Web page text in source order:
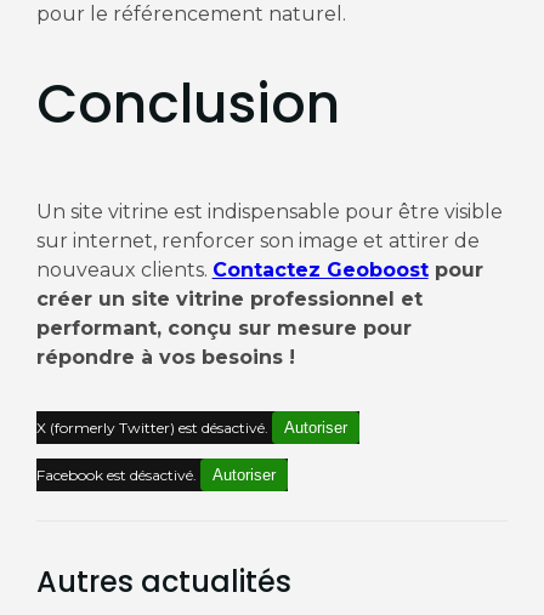
pour le référencement naturel.
Conclusion
Un site vitrine est indispensable pour être visible
sur internet, renforcer son image et attirer de
nouveaux clients. Contactez Geoboostpour
créer un site vitrine professionnel et
performant, conçu sur mesure pour
répondre à vos besoins !
X (formerly Twitter) est désactivé. Autoriser
Facebook est désactivé. Autoriser
Autres actualités